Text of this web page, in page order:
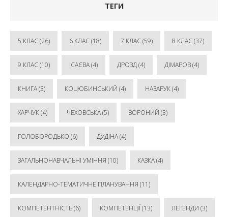
ТЕГИ
5 КЛАС(26) 6 КЛАС(18) 7 КЛАС(59) 8 КЛАС(37)
9 КЛАС(10) ІСАЄВА(4) ДРОЗД(4) ДІМАРОВ(4)
КНИГА(3) КОЦЮБИНСЬКИЙ (4) НАЗАРУК(4)
ХАРЧУК(4) ЧЕХОВСЬКА(5) ВОРОНИЙ (3)
ГОЛОБОРОДЬКО (6) ДУДІНА(4)
ЗАГАЛЬНОНАВЧАЛЬНІ УМІННЯ (10) КАЗКА(4)
КАЛЕНДАРНО-ТЕМАТИЧНЕ ПЛАНУВАННЯ (11)
КОМПЕТЕНТНІСТЬ(6) КОМПЕТЕНЦІЇ (13) ЛЕГЕНДИ (3)